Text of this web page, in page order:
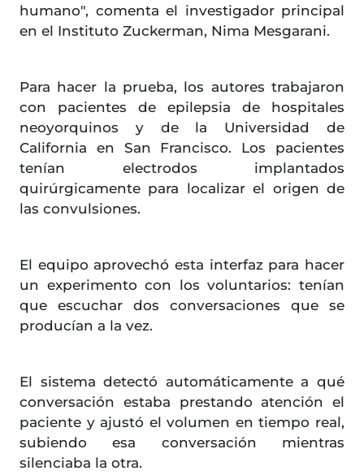
humano", comenta el investigador principal
en el Instituto Zuckerman, Nima Mesgarani.
Para hacer la prueba, los autores trabajaron
con pacientes de epilepsia de hospitales
neoyorquinos y de la Universidad de
California en San Francisco. Los pacientes
tenían electrodos implantados
quirúrgicamente para localizar el origen de
las convulsiones.
El equipo aprovechó esta interfaz para hacer
un experimento con los voluntarios: tenían
que escuchar dos conversaciones que se
producían a la vez.
El sistema detectó automáticamente a qué
conversación estaba prestando atención el
paciente y ajustó el volumen en tiempo real,
subiendo esa conversación mientras
silenciaba la otra.